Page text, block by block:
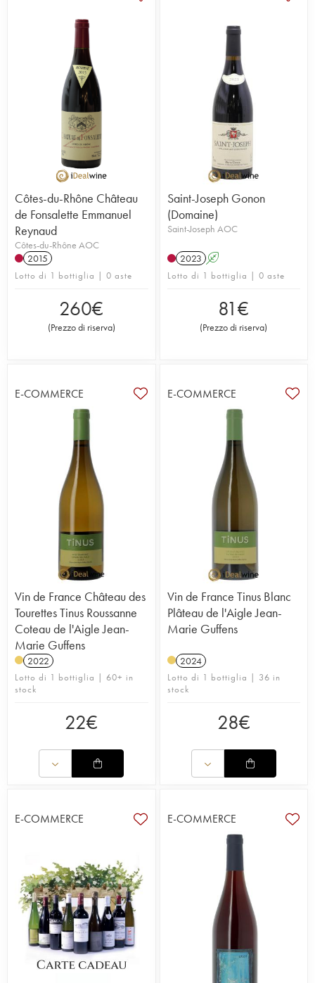
Côtes-du-Rhône Château
de Fonsalette Emmanuel
Reynaud
Côtes-du-Rhône AOC
2015
Lotto di 1 bottiglia | 0 aste
260€
(Prezzo di riserva)
Saint-Joseph Gonon
(Domaine)
Saint-Joseph AOC
2023 A
Lotto di 1 bottiglia | 0 aste
81€
(Prezzo di riserva)
E-COMMERCE
Vin de France Château des
Tourettes Tinus Roussanne
Coteau de l'Aigle Jean-
Marie Guffens
2022
Lotto di 1 bottiglia | 60+ in
stock
22€
E-COMMERCE
Vin de France Tinus Blanc
Plâteau de l'Aigle Jean-
Marie Guffens
2024
Lotto di 1 bottiglia | 36 in
stock
28€
E-COMMERCE E-COMMERCE